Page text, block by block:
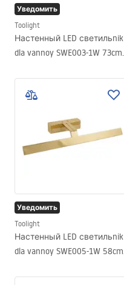
Уведомить
Toolight
Настенный LED светильnik
dla vannoy SWE003-1W 73cm
Уведомить
Toolight
Настенный LED светильnik
dla vannoy SWE005-1W 58cm